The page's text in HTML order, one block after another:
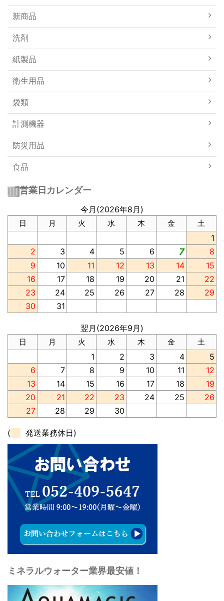
新商品
洗剤
紙製品
衛生用品
袋類
計測機器
防災用品
食品
営業日カレンダー
今月(2026年8月)
日 月 火 水 木 金 土
1
2
3 4 5 6 7
8
9
10 11 12 13 14
15
16
17 18 19 20 21
22
23
24 25 26 27 28
29
30
31
翌月(2026年9月)
日 月 火 水 木 金 土
1 2 3 4
5
6
7 8 9 10 11
12
13
14 15 16 17 18
19
20
21 22 23 24 25
26
27
28 29 30
( 発送業務休日)
ミネラルウォーター業界最安値！